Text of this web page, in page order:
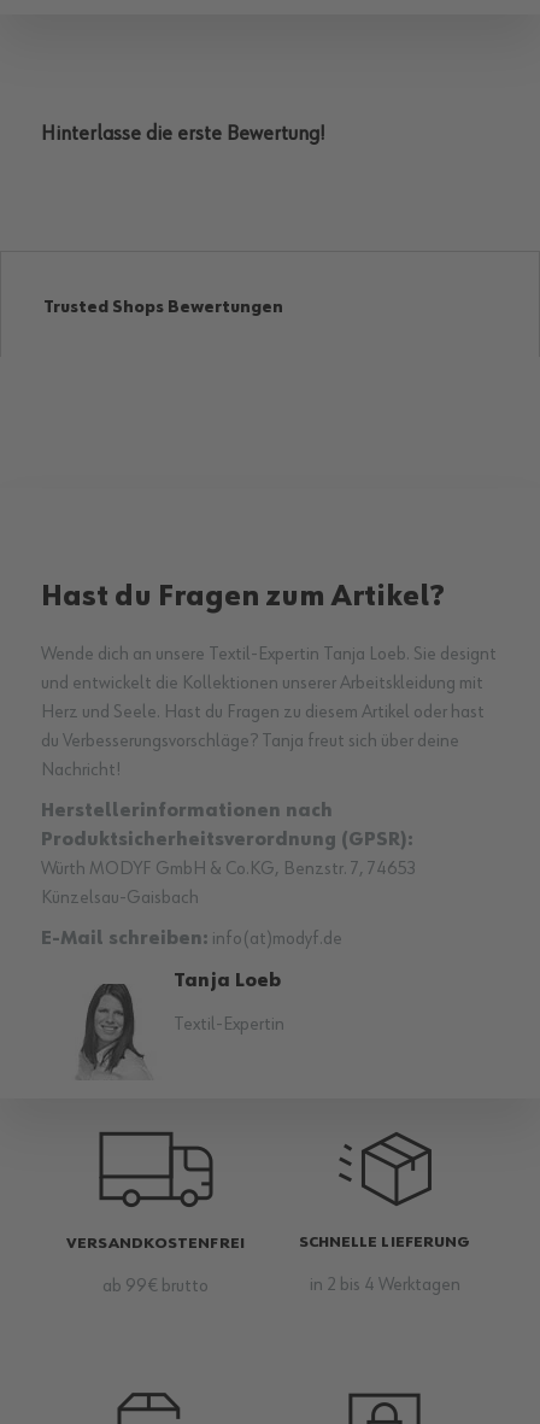
Hinterlasse die erste Bewertung!
Trusted Shops Bewertungen
Hast du Fragen zum Artikel?
Wende dich an unsere Textil-Expertin Tanja Loeb. Sie designt
und entwickelt die Kollektionen unserer Arbeitskleidung mit
Herz und Seele. Hast du Fragen zu diesem Artikel oder hast
du Verbesserungsvorschläge? Tanja freut sich über deine
Nachricht!
Herstellerinformationen nach
Produktsicherheitsverordnung (GPSR):
Würth MODYF GmbH & Co.KG, Benzstr. 7, 74653
Künzelsau-Gaisbach
E-Mail schreiben: info(at)modyf.de
Tanja Loeb
Textil-Expertin
VERSANDKOSTENFREI
ab 99€ brutto
SCHNELLE LIEFERUNG
in 2 bis 4 Werktagen